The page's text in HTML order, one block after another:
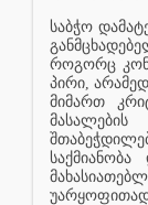
საბჭო
როგორც
პირი,
მიმართ
უარყოფითად